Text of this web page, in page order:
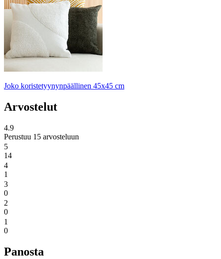
Joko koristetyynynpäällinen 45x45 cm
Arvostelut
4.9
Perustuu 15 arvosteluun
5
14
4
1
3
0
2
0
1
0
Panosta